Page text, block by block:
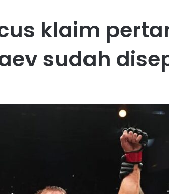
klaim
sudah